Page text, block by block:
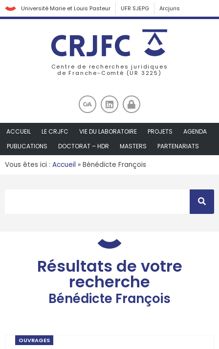
Université Marie et Louis Pasteur UFR SJEPG Arcjuris
Centre de recherches juridiques
de Franche-Comté (UR 3225)
ACCUEIL LE CRJFC VIE DU LABORATOIRE PROJETS
AGENDA
PUBLICATIONS
DOCTORAT – HDR MASTERS PARTENARIATS
Vous êtes ici : Accueil » Bénédicte François
Résultats de votre
recherche
Bénédicte François
OUVRAGES